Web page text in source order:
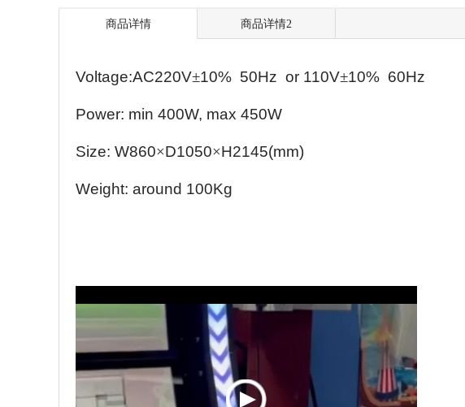
商品详情 商品详情2
Voltage:AC220V±10% 50Hz or 110V±10% 60Hz
Power: min 400W, max 450W
Size: W860×D1050×H2145(mm)
Weight: around 100Kg